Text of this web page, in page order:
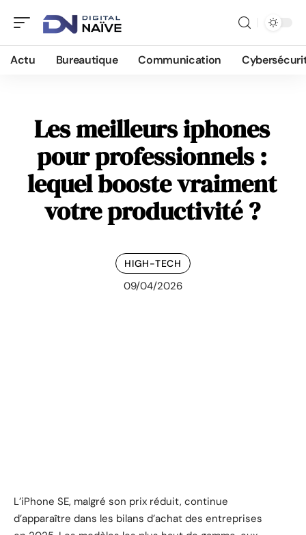
Actu Bureautique Communication
Les meilleurs iphones
pour professionnels :
lequel booste vraiment
votre productivité ?
HIGH-TECH
09/04/2026
L’iPhone SE, malgré son prix réduit, continue
d’apparaître dans les bilans d’achat des entreprises